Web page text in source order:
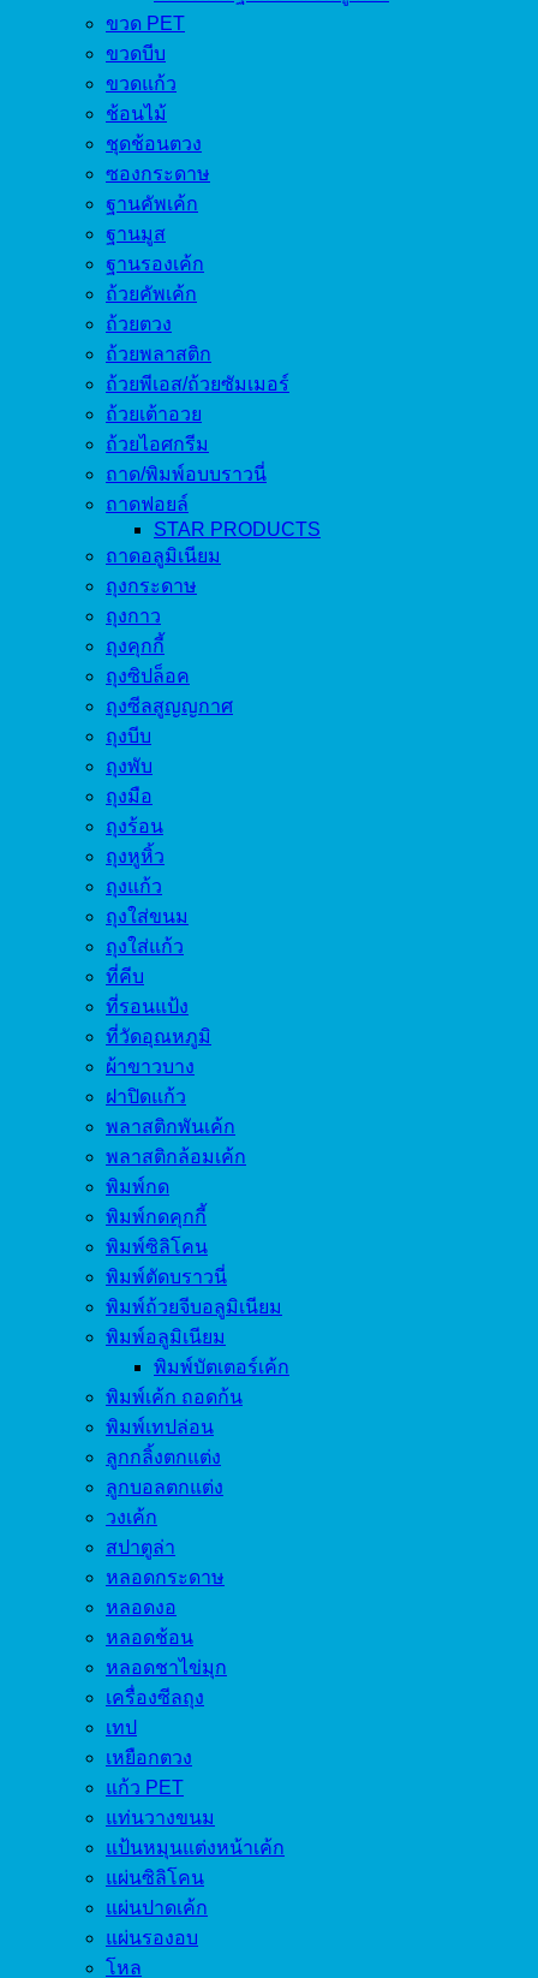
ขวด PET
ขวดบีบ
ขวดแก้ว
ช้อนไม้
ชุดช้อนตวง
ซองกระดาษ
ฐานคัพเค้ก
ฐานมูส
ฐานรองเค้ก
ถ้วยคัพเค้ก
ถ้วยตวง
ถ้วยพลาสติก
ถ้วยพีเอส/ถ้วยซัมเมอร์
ถ้วยเต้าอวย
ถ้วยไอศกรีม
ถาด/พิมพ์อบบราวนี่
ถาดฟอยล์
STAR PRODUCTS
ถาดอลูมิเนียม
ถุงกระดาษ
ถุงกาว
ถุงคุกกี้
ถุงซิปล็อค
ถุงซีลสูญญกาศ
ถุงบีบ
ถุงพับ
ถุงมือ
ถุงร้อน
ถุงหูหิ้ว
ถุงแก้ว
ถุงใส่ขนม
ถุงใส่แก้ว
ที่คีบ
ที่รอนแป้ง
ที่วัดอุณหภูมิ
ผ้าขาวบาง
ฝาปิดแก้ว
พลาสติกพันเค้ก
พลาสติกล้อมเค้ก
พิมพ์กด
พิมพ์กดคุกกี้
พิมพ์ซิลิโคน
พิมพ์ตัดบราวนี่
พิมพ์ถ้วยจีบอลูมิเนียม
พิมพ์อลูมิเนียม
พิมพ์บัตเตอร์เค้ก
พิมพ์เค้ก ถอดก้น
พิมพ์เทปล่อน
ลูกกลิ้งตกแต่ง
ลูกบอลตกแต่ง
วงเค้ก
สปาตูล่า
หลอดกระดาษ
หลอดงอ
หลอดช้อน
หลอดชาไข่มุก
เครื่องซีลถุง
เทป
เหยือกตวง
แก้ว PET
แท่นวางขนม
แป้นหมุนแต่งหน้าเค้ก
แผ่นซิลิโคน
แผ่นปาดเค้ก
แผ่นรองอบ
โหล